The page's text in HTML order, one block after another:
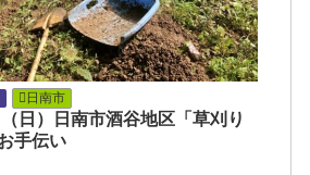
日南市
日）日南市酒谷地区「草刈り
手伝い